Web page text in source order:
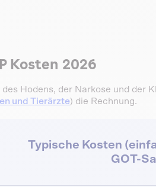
Kosten 2026
Hodens, der Narkose und der
und Tierärzte) die Rechnung.
Typische Kosten
GOT-